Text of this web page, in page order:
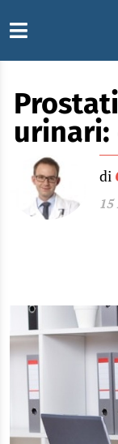
urinari:
di
15